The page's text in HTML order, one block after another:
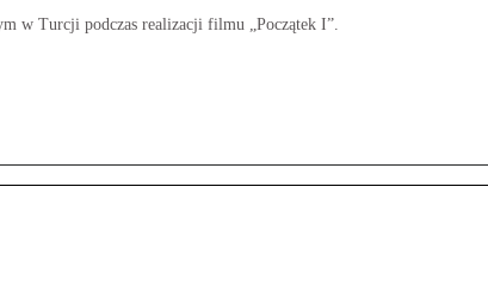
w Turcji podczas realizacji filmu „Początek I”.